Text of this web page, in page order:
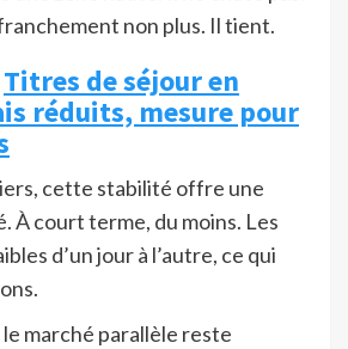
non plus. Il tient.
Titres de séjour en
réduits, mesure pour
cette stabilité offre une
À court terme, du moins. Les
d’un jour à l’autre, ce qui
marché parallèle reste